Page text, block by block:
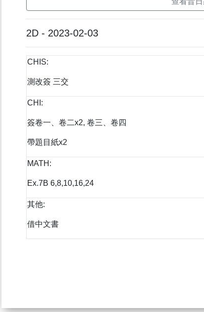
2D - 2023-02-03
CHIS:
測改簽 三交
CHI:
簽卷一、卷二x2, 卷三、卷四
帶題目紙x2
MATH:
Ex.7B 6,8,10,16,24
其他:
借中文書